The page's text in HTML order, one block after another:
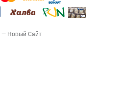
— Новый Сайт